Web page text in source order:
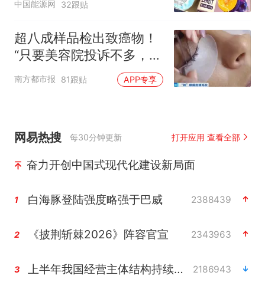
中国能源网 32跟贴
超八成样品检出致癌物！
“只要美容院投诉不多，店
家就不会更换产品”
南方都市报 81跟贴 APP专享
网易热搜 每30分钟更新 打开应用 查看全部
奋力开创中国式现代化建设新局面
1 白海豚登陆强度略强于巴威 2388439
2 《披荆斩棘2026》阵容官宣 2343963
3 上半年我国经营主体结构持续优化 2186943